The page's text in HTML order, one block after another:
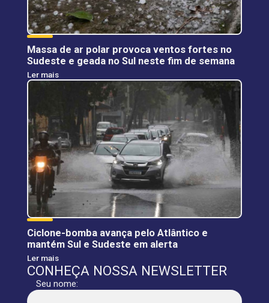
Massa de ar polar provoca ventos fortes no
Sudeste e geada no Sul neste fim de semana
Ler mais
Ciclone-bomba avança pelo Atlântico e
mantém Sul e Sudeste em alerta
Ler mais
CONHEÇA NOSSA NEWSLETTER
Seu nome: